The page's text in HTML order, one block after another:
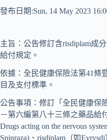
發布日期:Sun, 14 May 2023
主旨：公告修訂含risdiplam成
給付規定。
依據：全民健康保險法第41條
目及支付標準。
公告事項：修訂「全民健康保
－第六編第八十三條之藥品給
Drugs acting on the nervous
Spinraza)、risdiplam（如